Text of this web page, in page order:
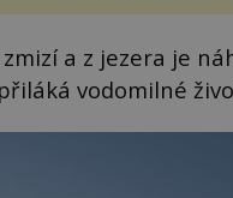
a z jezera je
vodomilné